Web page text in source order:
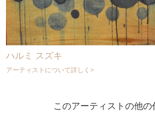
ハルミ スズキ
アーティストについて詳しく>
このアーティストの他の